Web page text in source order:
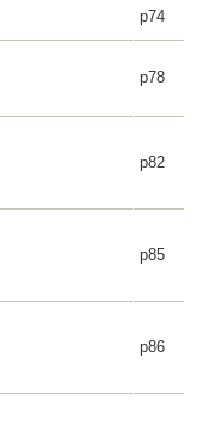
p74
p78
p82
p85
p86